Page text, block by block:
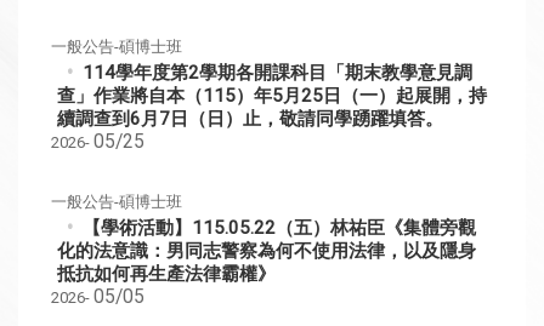
一般公告-碩博士班
114學年度第2學期各開課科目「期末教學意見調
查」作業將自本（115）年5月25日（一）起展開，持
續調查到6月7日（日）止，敬請同學踴躍填答。
2026- 05/25
一般公告-碩博士班
【學術活動】115.05.22（五）林祐臣《集體旁觀
化的法意識：男同志警察為何不使用法律，以及隱身
抵抗如何再生產法律霸權》
2026- 05/05